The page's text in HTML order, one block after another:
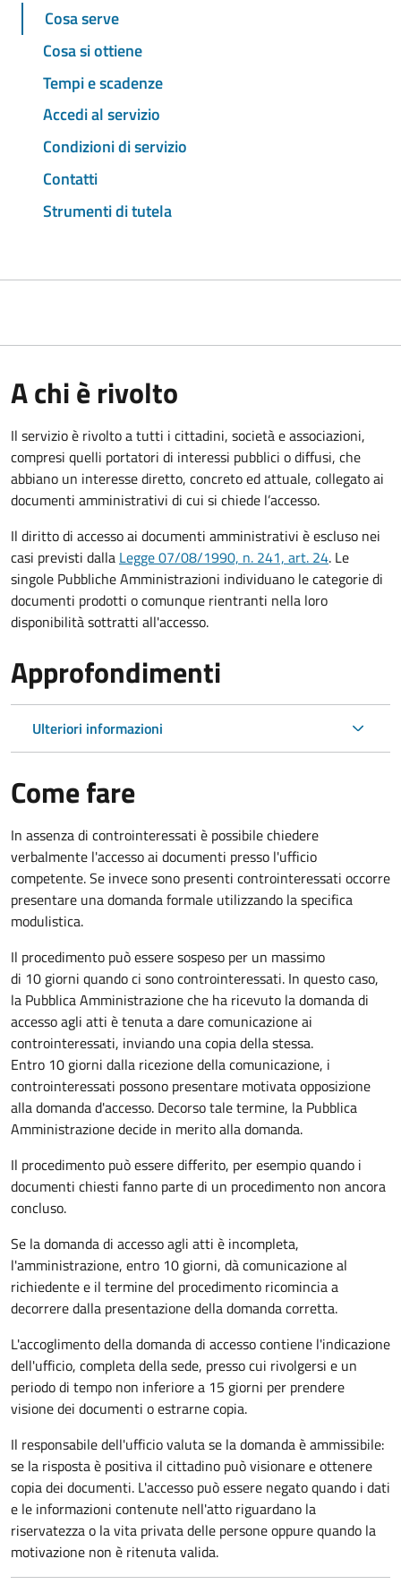
Cosa serve
Cosa si ottiene
Tempi e scadenze
Accedi al servizio
Condizioni di servizio
Contatti
Strumenti di tutela
A chi è rivolto
Il servizio è rivolto a tutti i cittadini, società e associazioni,
compresi quelli portatori di interessi pubblici o diffusi, che
abbiano un interesse diretto, concreto ed attuale, collegato ai
documenti amministrativi di cui si chiede l’accesso.
Il diritto di accesso ai documenti amministrativi è escluso nei
casi previsti dalla Legge 07/08/1990, n. 241, art. 24. Le
singole Pubbliche Amministrazioni individuano le categorie di
documenti prodotti o comunque rientranti nella loro
disponibilità sottratti all'accesso.
Approfondimenti
Ulteriori informazioni
Come fare
In assenza di controinteressati è possibile chiedere
verbalmente l'accesso ai documenti presso l'ufficio
competente. Se invece sono presenti controinteressati occorre
presentare una domanda formale utilizzando la specifica
modulistica.
Il procedimento può essere sospeso per un massimo
di 10 giorni quando ci sono controinteressati. In questo caso,
la Pubblica Amministrazione che ha ricevuto la domanda di
accesso agli atti è tenuta a dare comunicazione ai
controinteressati, inviando una copia della stessa.
Entro 10 giorni dalla ricezione della comunicazione, i
controinteressati possono presentare motivata opposizione
alla domanda d'accesso. Decorso tale termine, la Pubblica
Amministrazione decide in merito alla domanda.
Il procedimento può essere differito, per esempio quando i
documenti chiesti fanno parte di un procedimento non ancora
concluso.
Se la domanda di accesso agli atti è incompleta,
l'amministrazione, entro 10 giorni, dà comunicazione al
richiedente e il termine del procedimento ricomincia a
decorrere dalla presentazione della domanda corretta.
L'accoglimento della domanda di accesso contiene l'indicazione
dell'ufficio, completa della sede, presso cui rivolgersi e un
periodo di tempo non inferiore a 15 giorni per prendere
visione dei documenti o estrarne copia.
Il responsabile dell'ufficio valuta se la domanda è ammissibile:
se la risposta è positiva il cittadino può visionare e ottenere
copia dei documenti. L'accesso può essere negato quando i dati
e le informazioni contenute nell'atto riguardano la
riservatezza o la vita privata delle persone oppure quando la
motivazione non è ritenuta valida.